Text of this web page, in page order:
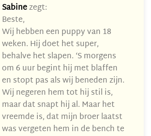
Sabinezegt:
Beste,
Wij hebben een puppy van 18
weken. Hij doet het super,
behalve het slapen. ‘S morgens
om 6 uur begint hij met blaffen
en stopt pas als wij beneden zijn.
Wij negeren hem tot hij stil is,
maar dat snapt hij al. Maar het
vreemde is, dat mijn broer laatst
was vergeten hem in de bench te